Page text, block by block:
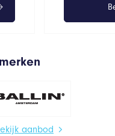
aanbod